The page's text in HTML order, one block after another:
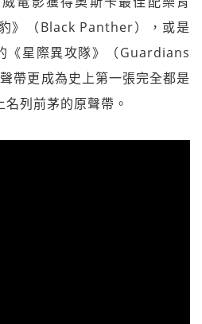
》（Black Panther），或是
《星際異攻隊》（Guardians
帶更成為史上第一張完全都是
列前茅的原聲帶。